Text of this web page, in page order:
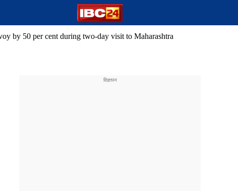
by 50 per cent during two-day visit to Maharashtra